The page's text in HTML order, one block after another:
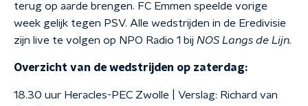
terug op aarde brengen. FC Emmen speelde vorige
week gelijk tegen PSV. Alle wedstrijden in de Eredivisie
zijn live te volgen op NPO Radio 1 bij NOS Langs de Lijn.
Overzicht van de wedstrijden op zaterdag:
18.30 uur Heracles-PEC Zwolle | Verslag: Richard van